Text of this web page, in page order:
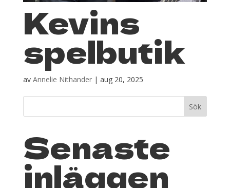
Kevins
spelbutik
av Annelie Nithander| aug 20, 2025
Sök
Senaste
inläggen